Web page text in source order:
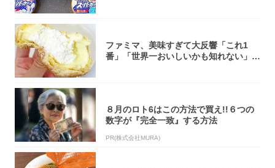
ファミマ、美味すぎて大反響「これ1
番」「世界一おいしいかも知れない」
８月のロト6はこの方法で買え!!６つの
数字が『完全一致』する方法
PR(株式会社MURA)